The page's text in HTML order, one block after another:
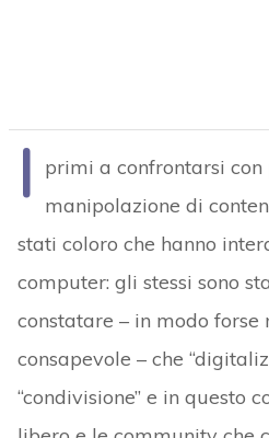
I
primi a confrontarsi con
manipolazione di
stati coloro che hanno
computer: gli stessi sono
constatare – in modo forse
consapevole – che
“condivisione” e in questo